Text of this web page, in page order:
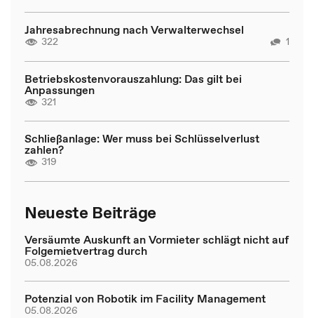
Jahresabrechnung nach Verwalterwechsel
322 1
Betriebskostenvorauszahlung: Das gilt bei
Anpassungen
321
Schließanlage: Wer muss bei Schlüsselverlust
zahlen?
319
Neueste Beiträge
Versäumte Auskunft an Vormieter schlägt nicht auf
Folgemietvertrag durch
05.08.2026
Potenzial von Robotik im Facility Management
05.08.2026